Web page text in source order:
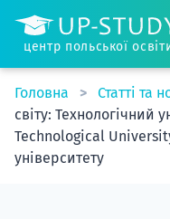
центр польської
Головна Статті та
світу: Технологічний
Technological
університету